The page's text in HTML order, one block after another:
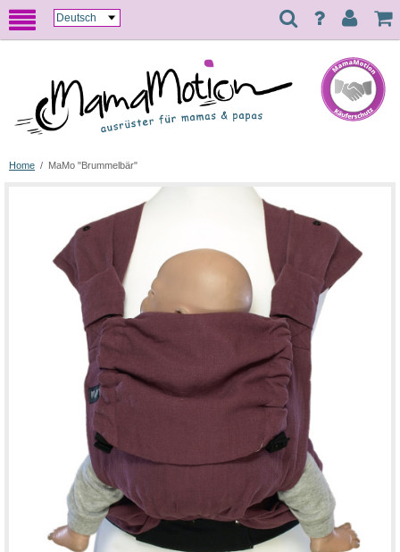
Home / MaMo "Brummelbär"